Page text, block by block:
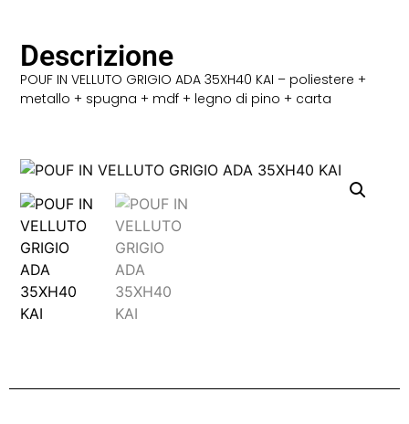
Descrizione
POUF IN VELLUTO GRIGIO ADA 35XH40 KAI – poliestere +
metallo + spugna + mdf + legno di pino + carta